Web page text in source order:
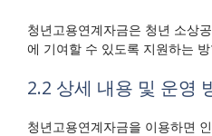
청년고용연계자금은 청년 소상
에 기여할 수 있도록 지원하는
2.2 상세 내용 및 운영
청년고용연계자금을 이용하면